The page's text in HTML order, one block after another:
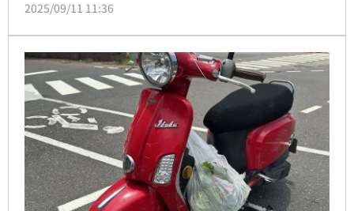
聯結車依舊拒檢落跑，警方表示，將依違規逐項逕行舉
個月。
2025/09/11 11:36